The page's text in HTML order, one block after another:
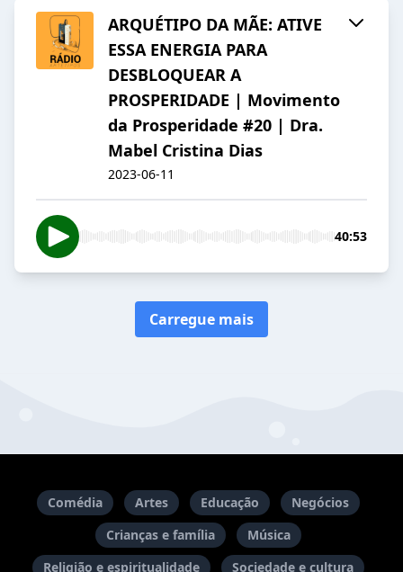
ARQUÉTIPO DA MÃE: ATIVE
ESSA ENERGIA PARA
DESBLOQUEAR A
PROSPERIDADE | Movimento
da Prosperidade #20 | Dra.
Mabel Cristina Dias
2023-06-11
40:53
Carregue mais
Comédia Artes Educação
Negócios
Crianças e família
Música
Religião e espiritualidade
Sociedade e cultura